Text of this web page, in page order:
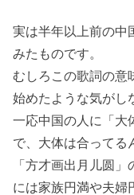
実は半年以上前の中
みたものです。
むしろこの歌詞の意
始めたような気がし
一応中国の人に「大
で、大体は合ってる
「方才画出月儿圆
には家族円満や夫婦